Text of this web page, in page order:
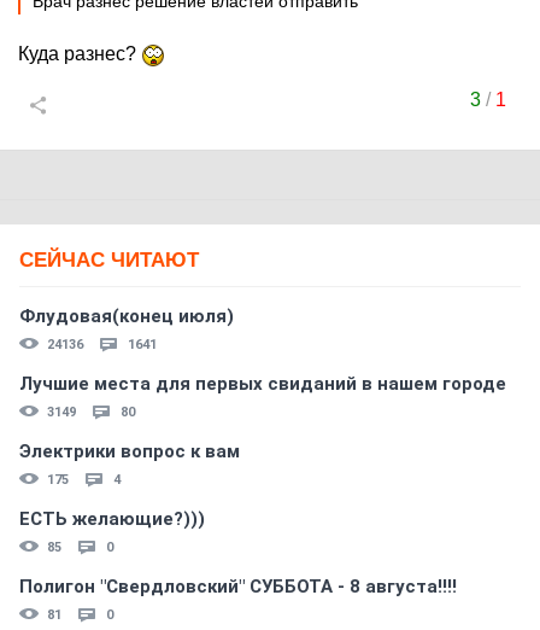
Куда разнес?
3/ 1
СЕЙЧАС ЧИТАЮТ
Флудовая(конец июля)
24136 1641
Лучшие места для первых свиданий в нашем городе
3149 80
Электрики вопрос к вам
175 4
ЕСТЬ желающие?)))
85 0
Полигон "Свердловский" СУББОТА - 8 августа!!!!
81 0